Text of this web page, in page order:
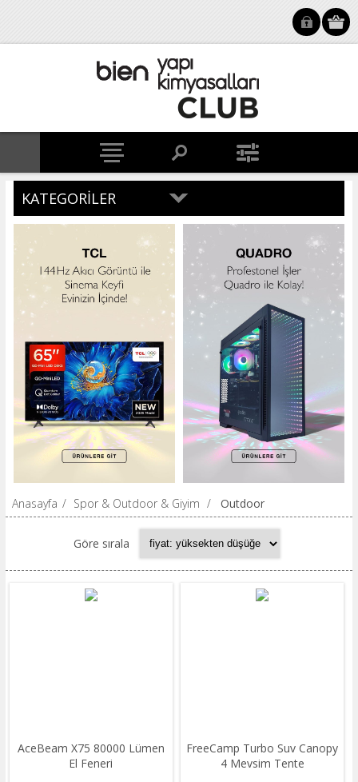
KATEGORILER
Anasayfa / Spor & Outdoor & Giyim / Outdoor
Göre sırala
AceBeam X75 80000 Lümen
El Feneri
FreeCamp Turbo Suv Canopy
4 Mevsim Tente